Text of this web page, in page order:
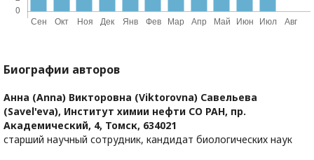
Биографии авторов
Анна (Anna) Викторовна (Viktorovna) Савельева
(Savel'eva), Институт химии нефти СО РАН, пр.
Академический, 4, Томск, 634021
старший научный сотрудник, кандидат биологических наук